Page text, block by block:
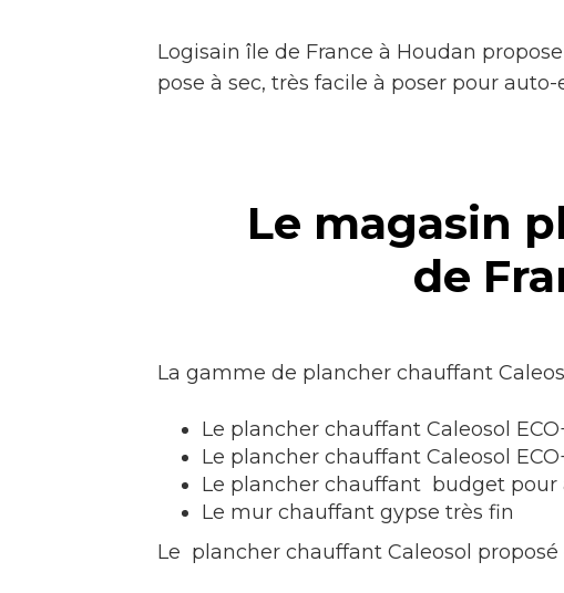
Logisain île de France à Houdan
pose à sec, très facile à poser pour
Le magasin
de
La gamme de plancher chauffant
Le plancher chauffant Caleosol
Le plancher chauffant Caleosol
Le plancher chauffant budget
Le mur chauffant gypse très fin
Le plancher chauffant Caleosol